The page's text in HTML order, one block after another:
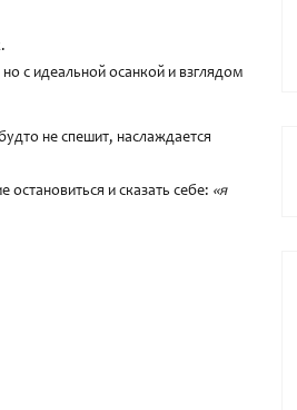
с идеальной осанкой и взглядом
не спешит, наслаждается
и сказать себе: «я